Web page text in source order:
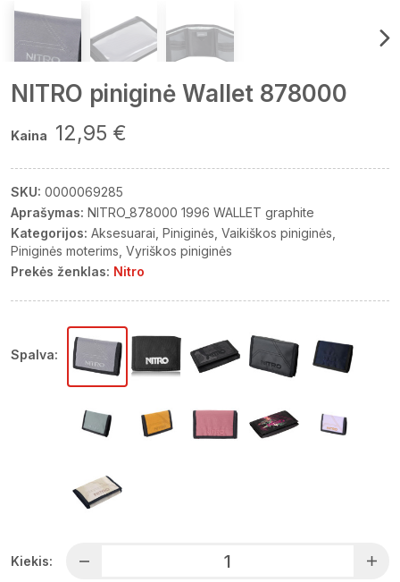
NITRO piniginė Wallet 878000
Kaina 12,95 €
SKU: 0000069285
Aprašymas: NITRO_878000 1996 WALLET graphite
Kategorijos: Aksesuarai Piniginės Vaikiškos piniginės
Piniginės moterims Vyriškos piniginės
Prekės ženklas: Nitro
Spalva:
Kiekis: